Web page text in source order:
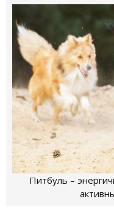
Питбуль –